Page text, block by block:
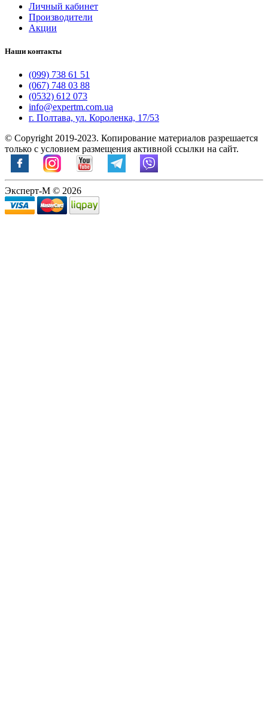
Личный кабинет
Производители
Акции
Наши контакты
(099) 738 61 51
(067) 748 03 88
(0532) 612 073
info@expertm.com.ua
г. Полтава, ул. Короленка, 17/53
© Copyright 2019-2023. Копирование материалов разрешается
только с условием размещения активной ссылки на сайт.
Эксперт-М © 2026